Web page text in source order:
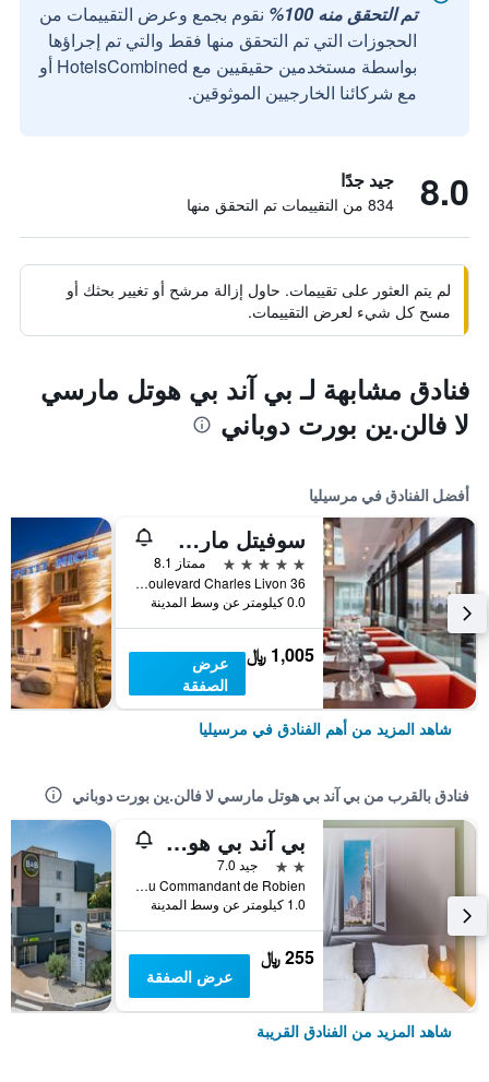
تم التحقق منه 100%
نقوم بجمع وعرض التقييمات من
الحجوزات التي تم التحقق منها فقط والتي تم إجراؤها
بواسطة مستخدمين حقيقيين مع HotelsCombined أو
مع شركائنا الخارجيين الموثوقين.
8.0 جيد جدًا
834 من التقييمات تم التحقق منها
لم يتم العثور على تقييمات. حاول إزالة مرشح أو تغيير بحثك أو
مسح كل شيء لعرض التقييمات.
فنادق مشابهة لـ بي آند بي هوتل مارسي
لا فالن.ين بورت دوباني
أفضل الفنادق في مرسيليا
سوفيتل مارسيي فيو- بور
5 نجوم
ممتاز 8.1
36 Boulevard Charles Livon, مرسيليا, إقليم بوش دو رون, فرنسا
0.0 كيلومتر عن وسط المدينة
1,005 ﷼
عرض
الصفقة
شاهد المزيد من أهم الفنادق في مرسيليا
فنادق بالقرب من بي آند بي هوتل مارسي لا فالن.ين بورت دوباني
بي آند بي هوتل مارسي لا فالنتين
2 نجمتين
جيد 7.0
Montée du Commandant de Robien , مرسيليا, إقليم بوش دو رون, فرنسا
1.0 كيلومتر عن وسط المدينة
255 ﷼
عرض الصفقة
شاهد المزيد من الفنادق القريبة